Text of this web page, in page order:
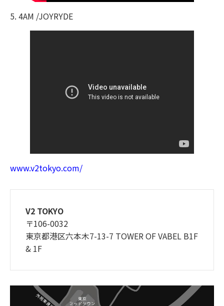
5. 4AM /JOYRYDE
www.v2tokyo.com/
V2 TOKYO
〒106-0032
東京都港区六本木7-13-7 TOWER OF VABEL B1F
& 1F